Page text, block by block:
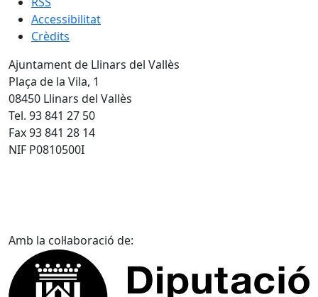
Accessibilitat
Crèdits
Ajuntament de Llinars del Vallès
Plaça de la Vila, 1
08450 Llinars del Vallès
Tel. 93 841 27 50
Fax 93 841 28 14
NIF P0810500I
Amb la col·laboració de: